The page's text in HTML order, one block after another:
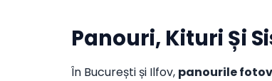
Panouri, Kituri Și
În București și Ilfov, panourile